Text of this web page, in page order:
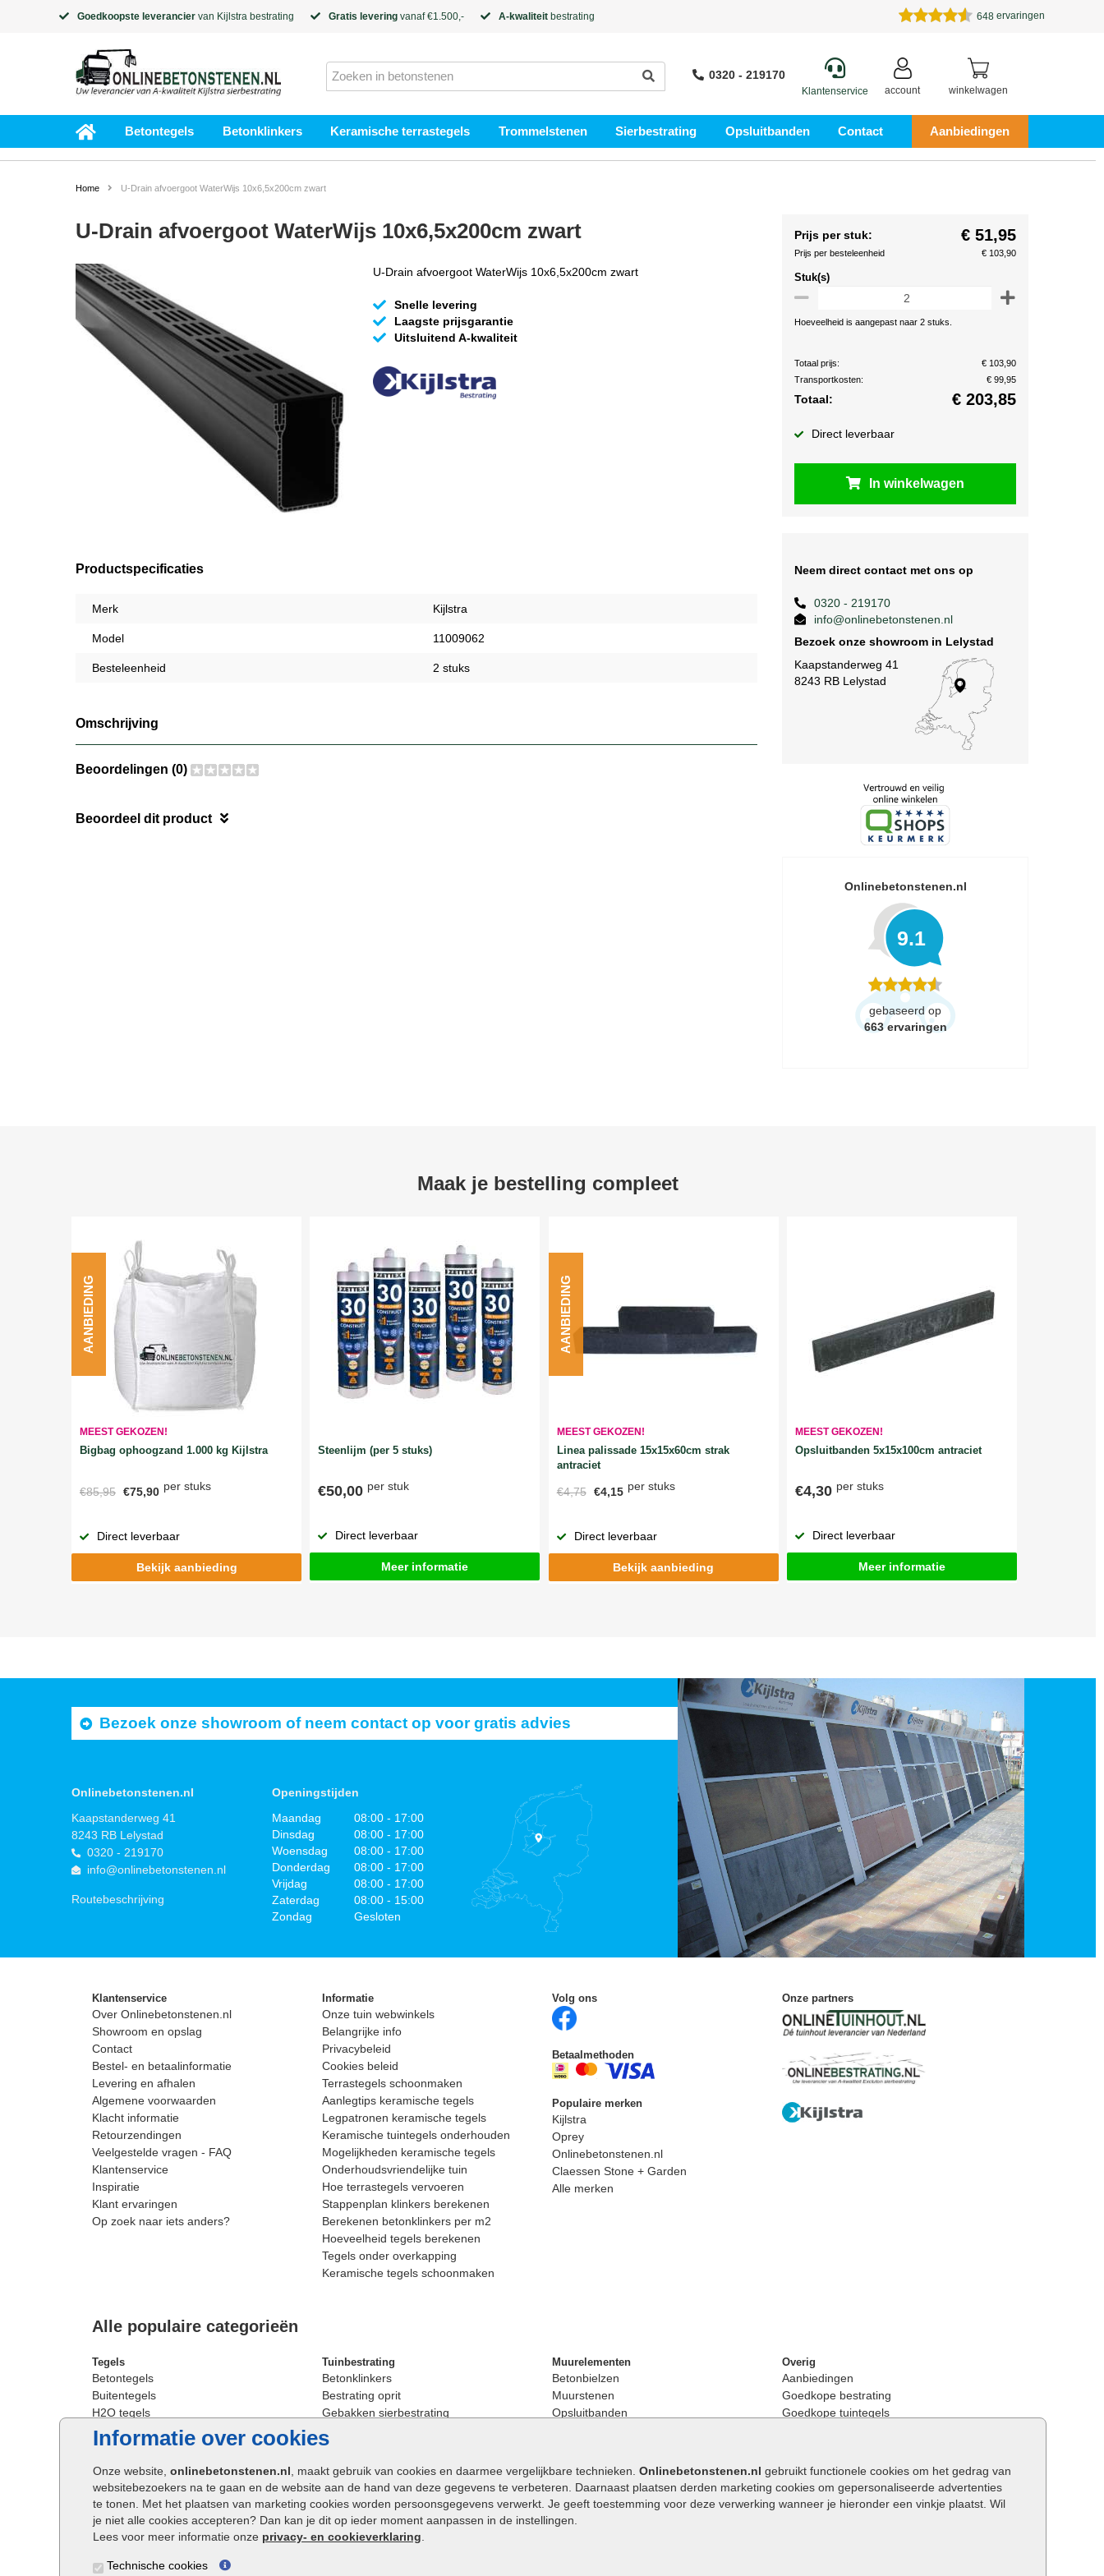
Goedkoopste leverancier van Kijlstra bestrating Gratis levering vanaf €1.500,- A-kwaliteit bestrating 648 ervaringen
0320 - 219170
Klantenservice account winkelwagen
Betontegels Betonklinkers Keramische terrastegels Trommelstenen Sierbestrating Opsluitbanden Contact Aanbiedingen
Informatie over cookies
Onze website, onlinebetonstenen.nl , maakt gebruik van cookies en daarmee vergelijkbare technieken. Onlinebetonstenen.nl gebruikt functionele cookies om het gedrag van
websitebezoekers na te gaan en de website aan de hand van deze gegevens te verbeteren. Daarnaast plaatsen derden marketing cookies om gepersonaliseerde advertenties
te tonen. Met het plaatsen van marketing cookies worden persoonsgegevens verwerkt. Je geeft toestemming voor deze verwerking wanneer je hieronder een vinkje plaatst. Wil
je niet alle cookies accepteren? Dan kan je dit op ieder moment aanpassen in de instellingen.
Lees voor meer informatie onze privacy- en cookieverklaring
Technische cookies
Home U-Drain afvoergoot WaterWijs 10x6,5x200cm zwart
U-Drain afvoergoot WaterWijs 10x6,5x200cm zwart
U-Drain afvoergoot WaterWijs 10x6,5x200cm zwart
Snelle levering
Laagste prijsgarantie
Uitsluitend A-kwaliteit
Productspecificaties
Merk Kijlstra
Model 11009062
Besteleenheid 2 stuks
Omschrijving
Beoordelingen (0)
Beoordeel dit product
Prijs per stuk: € 51,95
Prijs per besteleenheid € 103,90
Stuk(s)
Hoeveelheid is aangepast naar 2 stuks.
Totaal prijs:
€ 103,90
Transportkosten:
€ 99,95
Totaal: € 203,85
Direct leverbaar
In winkelwagen
Neem direct contact met ons op
0320 - 219170
info@onlinebetonstenen.nl
Bezoek onze showroom in Lelystad
Kaapstanderweg 41
8243 RB Lelystad
Onlinebetonstenen.nl
9.1
gebaseerd op
663 ervaringen
Maak je bestelling compleet
MEEST GEKOZEN!
Bigbag ophoogzand 1.000 kg Kijlstra
€85,95 €75,90 per stuks
AANBIEDING
Direct leverbaar
Bekijk aanbieding
Steenlijm (per 5 stuks)
€50,00 per stuk
Direct leverbaar
Meer informatie
MEEST GEKOZEN!
Linea palissade 15x15x60cm strak
antraciet
€4,75 €4,15 per stuks
AANBIEDING
Direct leverbaar
Bekijk aanbieding
MEEST GEKOZEN!
Opsluitbanden 5x15x100cm antraciet
€4,30 per stuks
Direct leverbaar
Meer informatie
Bezoek onze showroom of neem contact op voor gratis advies
Onlinebetonstenen.nl
Kaapstanderweg 41
8243 RB Lelystad
0320 - 219170
info@onlinebetonstenen.nl
Routebeschrijving
Openingstijden
Maandag
08:00 - 17:00
Dinsdag
08:00 - 17:00
Woensdag
08:00 - 17:00
Donderdag
08:00 - 17:00
Vrijdag
08:00 - 17:00
Zaterdag
08:00 - 15:00
Zondag
Gesloten
Klantenservice
Over Onlinebetonstenen.nl
Showroom en opslag
Contact
Bestel- en betaalinformatie
Levering en afhalen
Algemene voorwaarden
Klacht informatie
Retourzendingen
Veelgestelde vragen - FAQ
Klantenservice
Inspiratie
Klant ervaringen
Op zoek naar iets anders?
Informatie
Onze tuin webwinkels
Belangrijke info
Privacybeleid
Cookies beleid
Terrastegels schoonmaken
Aanlegtips keramische tegels
Legpatronen keramische tegels
Keramische tuintegels onderhouden
Mogelijkheden keramische tegels
Onderhoudsvriendelijke tuin
Hoe terrastegels vervoeren
Stappenplan klinkers berekenen
Berekenen betonklinkers per m2
Hoeveelheid tegels berekenen
Tegels onder overkapping
Keramische tegels schoonmaken
Volg ons
Betaalmethoden
Populaire merken
Kijlstra
Oprey
Onlinebetonstenen.nl
Claessen Stone + Garden
Alle merken
Onze partners
Alle populaire categorieën
Tegels
Betontegels
Buitentegels
H2O tegels
Keramische terrastegels
Oprit tegels
Patio tegels
Siertegels
Stoeptegels
Straattegels
Terrastegels
Buitentegels
Tuinbestrating
Betonklinkers
Bestrating oprit
Gebakken sierbestrating
Strakke bestrating
Straatstenen
Straatklinkers
Trommelstenen
Tuinstenen
Waalformaat
Muurelementen
Betonbielzen
Muurstenen
Opsluitbanden
Betonblokken
Stapelstenen
Overig
Aanbiedingen
Goedkope bestrating
Goedkope tuintegels
Opsluitbanden plaatsen
Keerwanden
Traptreden tuin